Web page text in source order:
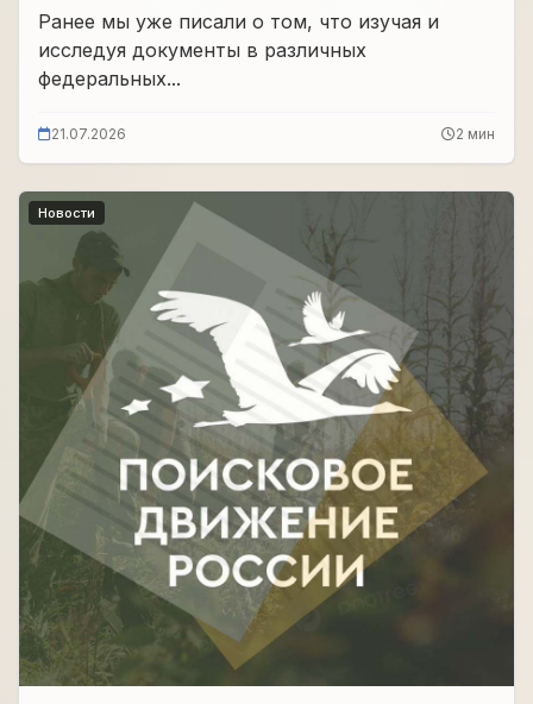
Ранее мы уже писали о том, что изучая и
исследуя документы в различных
федеральных...
21.07.2026 2 мин
Новости